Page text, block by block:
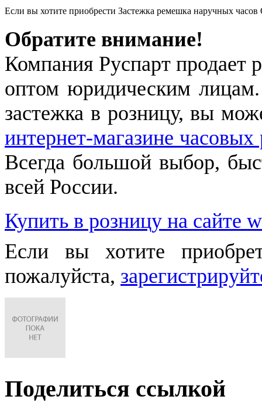
Если вы хотите приобрести Застежка ремешка наручных
Обратите внимание!
Компания Руспарт продает
оптом юридическим
застежка в розницу, вы
интернет-магазине
Всегда большой выбор,
всей России.
Купить в розницу на сайте
Если вы хотите
пожалуйста,
Поделиться ссылкой